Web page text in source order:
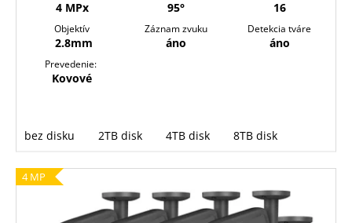
4 MPx 95° 16
Objektív
2.8mm
Záznam zvuku
áno
Detekcia tváre
áno
Prevedenie:
Kovové
bez disku 2TB disk 4TB disk 8TB disk
4 MP